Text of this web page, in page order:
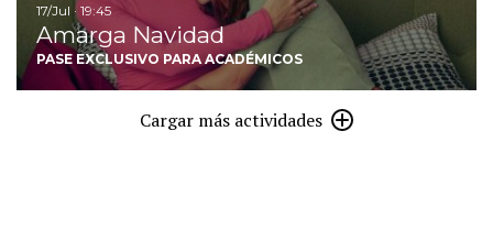
17/Jul · 19:45
Amarga Navidad
PASE EXCLUSIVO PARA ACADÉMICOS
Cargar más actividades